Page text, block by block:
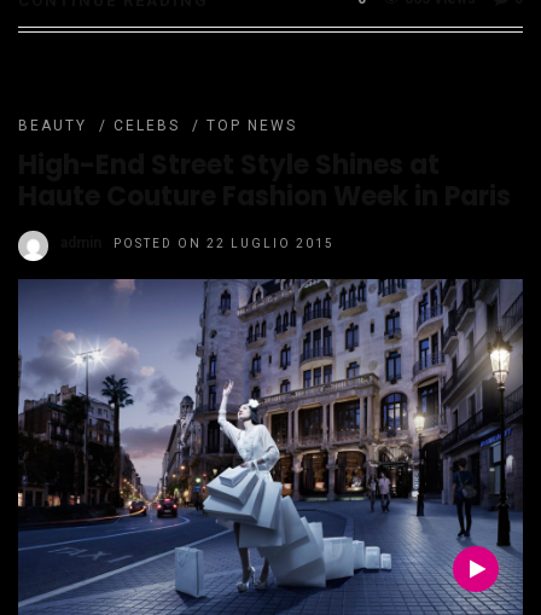
BEAUTY / CELEBS / TOP NEWS
POSTED ON 22 LUGLIO 2015